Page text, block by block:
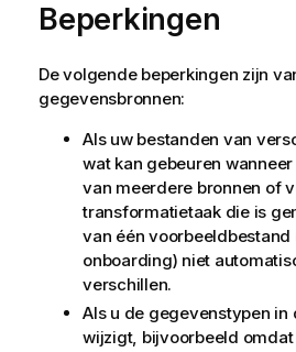
Beperkingen
De volgende beperkingen zijn
gegevensbronnen:
Als uw bestanden van
wat kan gebeuren
van meerdere bronnen of
transformatietaak die is
van één
onboarding) niet
verschillen.
Als u de gegevenstypen in
wijzigt, bijvoorbeeld